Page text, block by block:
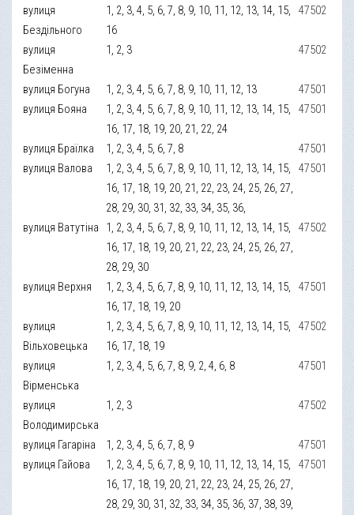
вулиця
Бездільного
1, 2, 3, 4, 5, 6, 7, 8, 9, 10, 11, 12, 13, 14, 15,
16
47502
вулиця
Безіменна
1, 2, 3 47502
вулиця Богуна 1, 2, 3, 4, 5, 6, 7, 8, 9, 10, 11, 12, 13
47501
вулиця Бояна
1, 2, 3, 4, 5, 6, 7, 8, 9, 10, 11, 12, 13, 14, 15,
16, 17, 18, 19, 20, 21, 22, 24
47501
вулиця Браїлка 1, 2, 3, 4, 5, 6, 7, 8
47501
вулиця Валова
1, 2, 3, 4, 5, 6, 7, 8, 9, 10, 11, 12, 13, 14, 15,
16, 17, 18, 19, 20, 21, 22, 23, 24, 25, 26, 27,
28, 29, 30, 31, 32, 33, 34, 35, 36,
47501
вулиця Ватутіна
1, 2, 3, 4, 5, 6, 7, 8, 9, 10, 11, 12, 13, 14, 15,
16, 17, 18, 19, 20, 21, 22, 23, 24, 25, 26, 27,
28, 29, 30
47502
вулиця Верхня
1, 2, 3, 4, 5, 6, 7, 8, 9, 10, 11, 12, 13, 14, 15,
16, 17, 18, 19, 20
47501
вулиця
Вільховецька
1, 2, 3, 4, 5, 6, 7, 8, 9, 10, 11, 12, 13, 14, 15,
16, 17, 18, 19
47502
вулиця
Вірменська
1, 2, 3, 4, 5, 6, 7, 8, 9, 2, 4, 6, 8 47501
вулиця
Володимирська
1, 2, 3 47502
вулиця Гагаріна 1, 2, 3, 4, 5, 6, 7, 8, 9
47501
вулиця Гайова
1, 2, 3, 4, 5, 6, 7, 8, 9, 10, 11, 12, 13, 14, 15,
16, 17, 18, 19, 20, 21, 22, 23, 24, 25, 26, 27,
28, 29, 30, 31, 32, 33, 34, 35, 36, 37, 38, 39,
47501